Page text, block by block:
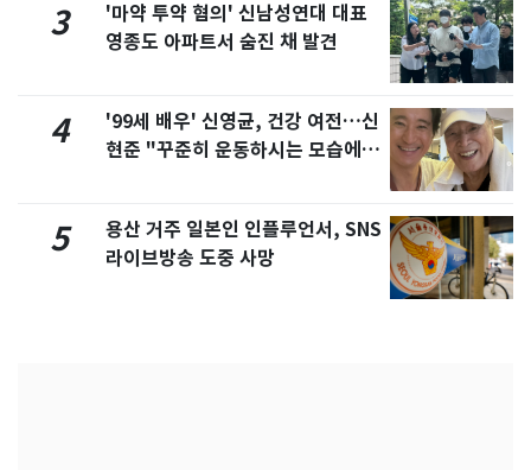
3
'마약 투약 혐의' 신남성연대 대표
영종도 아파트서 숨진 채 발견
4
'99세 배우' 신영균, 건강 여전…신
현준 "꾸준히 운동하시는 모습에 큰
5
용산 거주 일본인 인플루언서, SNS
라이브방송 도중 사망